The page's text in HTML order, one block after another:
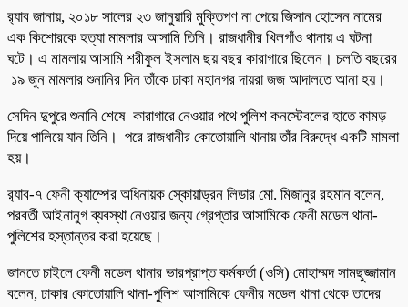
র‍্যাব জানায়, ২০১৮ সালের ২৩ জানুয়ারি মুক্তিপণ না পেয়ে জিসান হোসেন নামের
এক কিশোরকে হত্যা মামলার আসামি তিনি। রাজধানীর খিলগাঁও থানায় এ ঘটনা
ঘটে। এ মামলায় আসামি শরীফুল ইসলাম ছয় বছর কারাগারে ছিলেন। চলতি বছরের
১৯ জুন মামলার শুনানির দিন তাঁকে ঢাকা মহানগর দায়রা জজ আদালতে আনা হয়।
সেদিন দুপুরে শুনানি শেষে কারাগারে নেওয়ার পথে পুলিশ কনস্টেবলের হাতে কামড়
দিয়ে পালিয়ে যান তিনি। পরে রাজধানীর কোতোয়ালি থানায় তাঁর বিরুদ্ধে একটি মামলা
হয়।
র‍্যাব-৭ ফেনী ক্যাম্পের অধিনায়ক স্কোয়াড্রন লিডার মো. মিজানুর রহমান বলেন,
পরবর্তী আইনানুগ ব্যবস্থা নেওয়ার জন্য গ্রেপ্তার আসামিকে ফেনী মডেল থানা-
পুলিশের হস্তান্তর করা হয়েছে।
জানতে চাইলে ফেনী মডেল থানার ভারপ্রাপ্ত কর্মকর্তা (ওসি) মোহাম্মদ সামছুজ্জামান
বলেন, ঢাকার কোতোয়ালি থানা-পুলিশ আসামিকে ফেনীর মডেল থানা থেকে তাদের